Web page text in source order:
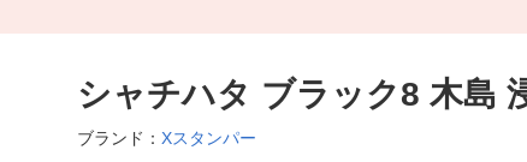
シャチハタ ブラック8 木島
ブランド： Xスタンパー